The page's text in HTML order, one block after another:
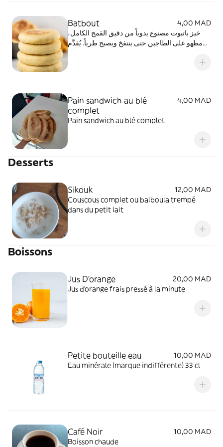
Batbout
4,00 MAD
خبز باتبوت مصنوع يدوياً من دقيق القمح الكامل،
مطهو على الطاجين حتى ينتفخ ويصبح طرياً. يُقدَّم
Pain sandwich au blé
complet
4,00 MAD
Pain sandwich au blé complet
Desserts
Sikouk
12,00 MAD
Couscous complet ou balboula trempé
dans du petit lait
Boissons
Jus D'orange
20,00 MAD
Jus d'orange frais pressé à la minute
Petite bouteille eau
10,00 MAD
Eau minérale (marque indifférente) 33 cl
Café Noir
10,00 MAD
Boisson chaude